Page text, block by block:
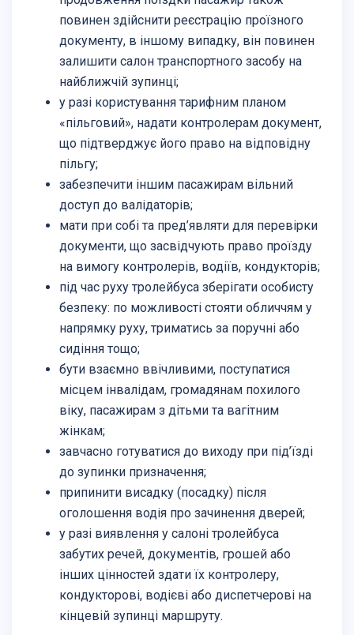
повинен здійснити реєстрацію проїзного
документу, в іншому випадку, він повинен
залишити салон транспортного засобу на
найближчій зупинці;
у разі користування тарифним планом
«пільговий», надати контролерам документ,
що підтверджує його право на відповідну
пільгу;
забезпечити іншим пасажирам вільний
доступ до валідаторів;
мати при собі та пред’являти для перевірки
документи, що засвідчують право проїзду
на вимогу контролерів, водіїв, кондукторів;
під час руху тролейбуса зберігати особисту
безпеку: по можливості стояти обличчям у
напрямку руху, триматись за поручні або
сидіння тощо;
бути взаємно ввічливими, поступатися
місцем інвалідам, громадянам похилого
віку, пасажирам з дітьми та вагітним
жінкам;
завчасно готуватися до виходу при під’їзді
до зупинки призначення;
припинити висадку (посадку) після
оголошення водія про зачинення дверей;
у разі виявлення у салоні тролейбуса
забутих речей, документів, грошей або
інших цінностей здати їх контролеру,
кондукторові, водієві або диспетчерові на
кінцевій зупинці маршруту.